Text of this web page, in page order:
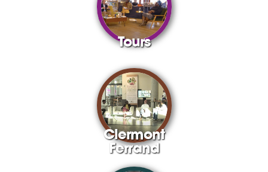
Tours
Clermont
Ferrand